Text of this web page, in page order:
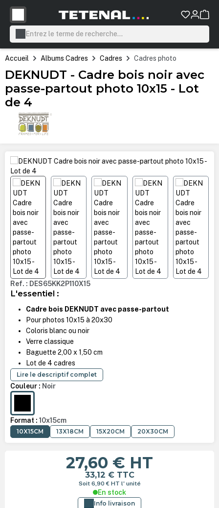
principal
Accueil Albums Cadres Cadres Cadres photo
DEKNUDT - Cadre bois noir avec
passe-partout photo 10x15 - Lot
de 4
Ignorer la galerie d'images
Ref. : DES65KK2P110X15
L'essentiel :
Cadre bois DEKNUDT avec passe-partout
Pour photos 10x15 à 20x30
Coloris blanc ou noir
Verre classique
Baguette 2,00 x 1,50 cm
Lot de 4 cadres
Lire le descriptif complet
Couleur : Noir
Format : 10x15cm
10X15CM 13X18CM 15X20CM 20X30CM
27,60 € HT
33,12 € TTC
Soit 6,90 € HT l' unité
En stock
Info livraison